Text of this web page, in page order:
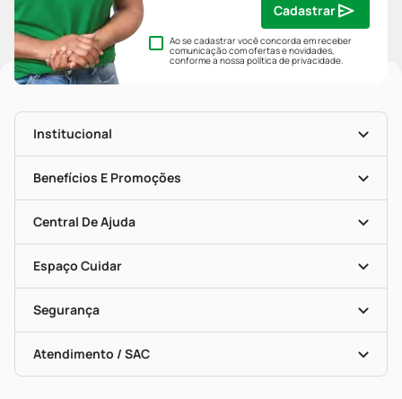
Ao se cadastrar você concorda em receber
comunicação com ofertas e novidades,
conforme a nossapolítica de privacidade.
Cadastrar
Institucional
Nossas Lojas
Mapa De Categorias
Blog Da PP
Seja Uma Loja Parceira
Benefícios E Promoções
Convênios
Programa Popular Do Brasil
Encarte De Ofertas
Dermaclub
Descontos De Laboratório (PBM)
Cupons E Ofertas
Central De Ajuda
Recompra Programada
Compras Com Receita
Alomed (tele-Entrega)
Formas De Pagamento
Troca E Devolução
Bulas De A A Z
Políticas De Marketplace
Espaço Cuidar
Serviços Farmacêuticos
Testes Rápidos
Autoteste Covid-19
Segurança
Portal Da Privacidade
Atendimento / SAC